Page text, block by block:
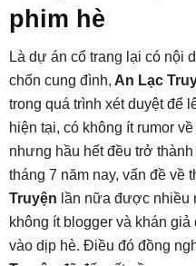
phim hè
Là dự án cổ trang lại có nội
chốn cung đình, An Lạc
trong quá trình xét duyệt để
hiện tại, có không ít rumor
nhưng hầu hết đều trở
tháng 7 năm nay, vấn đề về
Truyện lần nữa được nhiều
không ít blogger và khán
vào dịp hè. Điều đó đồng